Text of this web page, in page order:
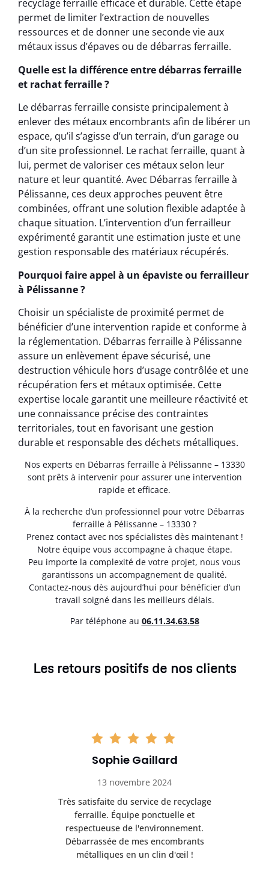
recyclage ferraille efficace et durable. Cette étape
permet de limiter l’extraction de nouvelles
ressources et de donner une seconde vie aux
métaux issus d’épaves ou de débarras ferraille.
Quelle est la différence entre débarras ferraille
et rachat ferraille ?
Le débarras ferraille consiste principalement à
enlever des métaux encombrants afin de libérer un
espace, qu’il s’agisse d’un terrain, d’un garage ou
d’un site professionnel. Le rachat ferraille, quant à
lui, permet de valoriser ces métaux selon leur
nature et leur quantité. Avec Débarras ferraille à
Pélissanne, ces deux approches peuvent être
combinées, offrant une solution flexible adaptée à
chaque situation. L’intervention d’un ferrailleur
expérimenté garantit une estimation juste et une
gestion responsable des matériaux récupérés.
Pourquoi faire appel à un épaviste ou ferrailleur
à Pélissanne ?
Choisir un spécialiste de proximité permet de
bénéficier d’une intervention rapide et conforme à
la réglementation. Débarras ferraille à Pélissanne
assure un enlèvement épave sécurisé, une
destruction véhicule hors d’usage contrôlée et une
récupération fers et métaux optimisée. Cette
expertise locale garantit une meilleure réactivité et
une connaissance précise des contraintes
territoriales, tout en favorisant une gestion
durable et responsable des déchets métalliques.
Nos experts en Débarras ferraille à Pélissanne – 13330
sont prêts à intervenir pour assurer une intervention
rapide et efficace.
À la recherche d’un professionnel pour votre Débarras
ferraille à Pélissanne – 13330 ?
Prenez contact avec nos spécialistes dès maintenant !
Notre équipe vous accompagne à chaque étape.
Peu importe la complexité de votre projet, nous vous
garantissons un accompagnement de qualité.
Contactez-nous dès aujourd’hui pour bénéficier d’un
travail soigné dans les meilleurs délais.
Par téléphone au 06.11.34.63.58
Les retours positifs de nos clients
Sophie Gaillard
13 novembre 2024
Très satisfaite du service de recyclage
ferraille. Équipe ponctuelle et
respectueuse de l'environnement.
Débarrassée de mes encombrants
métalliques en un clin d'œil !